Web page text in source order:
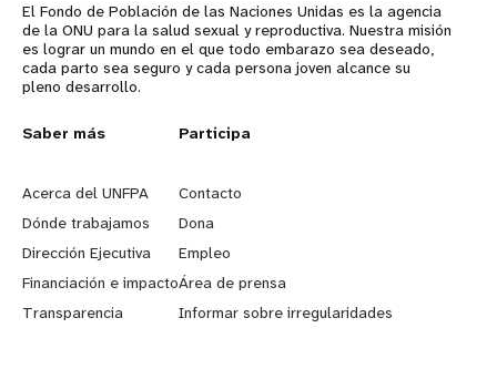
El Fondo de Población de las Naciones Unidas es la agencia
de la ONU para la salud sexual y reproductiva. Nuestra misión
es lograr un mundo en el que todo embarazo sea deseado,
cada parto sea seguro y cada persona joven alcance su
pleno desarrollo.
L
e
a
r
n
Saber más
Acerca del UNFPA
Dónde trabajamos
Dirección Ejecutiva
Financiación e impacto
Transparencia
G
o
b
e
y
Participa
Contacto
Dona
Empleo
Área de prensa
Informar sobre irregularidades